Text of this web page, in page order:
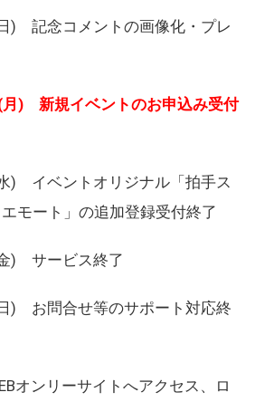
) 記念コメントの画像化・プレ
月) 新規イベントのお申込み受付
) イベントオリジナル「拍手ス
モート」の追加登録受付終了
) サービス終了
) お問合せ等のサポート対応終
オンリーサイトへアクセス、ロ